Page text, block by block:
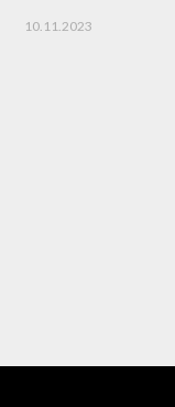
10.11.2023